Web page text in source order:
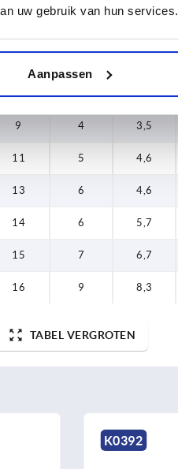
uw gebruik van hun services.
Aanpassen
H H1 L
7 2,5 3
9 4 3,5
11 5 4,6
13 6 4,6
14 6 5,7
15 7 6,7
16 9 8,3
TABEL VERGROTEN
K0391